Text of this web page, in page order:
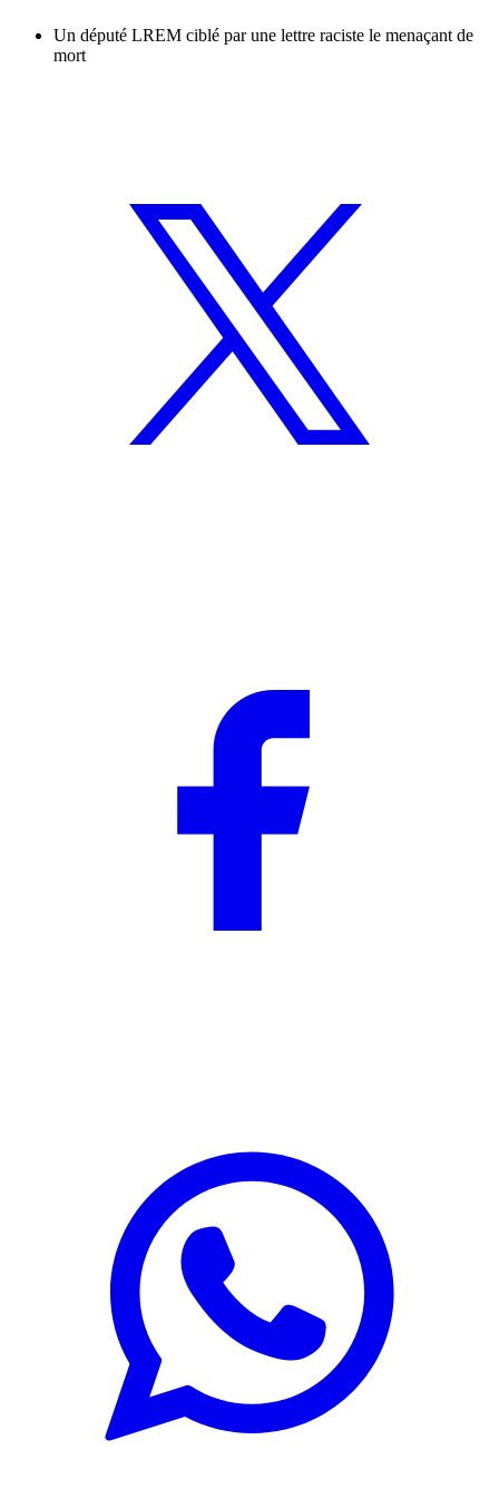
Un député LREM ciblé par une lettre raciste le menaçant de
mort